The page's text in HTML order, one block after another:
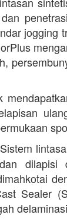
jogging
dilapisi
Sealer